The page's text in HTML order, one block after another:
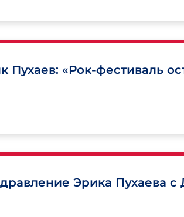
Пухаев: «Рок-фестиваль
Эрика Пухаева с